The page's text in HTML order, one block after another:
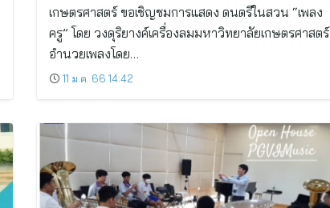
เกษตรศาสตร์ ขอเชิญชมการแสดง ดนตรีในสวน “เพลง
ครู” โดย วงดุริยางค์เครื่องลมมหาวิทยาลัยเกษตรศาสตร์
อำนวยเพลงโดย…
11 ม.ค. 66 14:42